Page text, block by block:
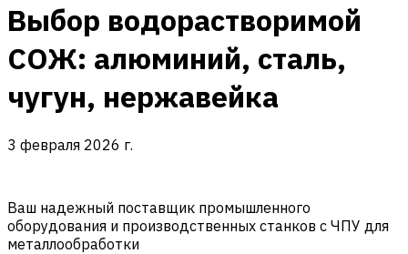
Выбор водорастворимой
СОЖ: алюминий, сталь,
чугун, нержавейка
3 февраля 2026 г.
Ваш надежный поставщик промышленного
оборудования и производственных станков с ЧПУ для
металлообработки